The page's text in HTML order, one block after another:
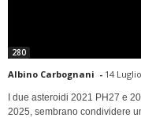
280
Albino Carbognani - 14
I due asteroidi 2021 PH27 e
2025, sembrano condividere